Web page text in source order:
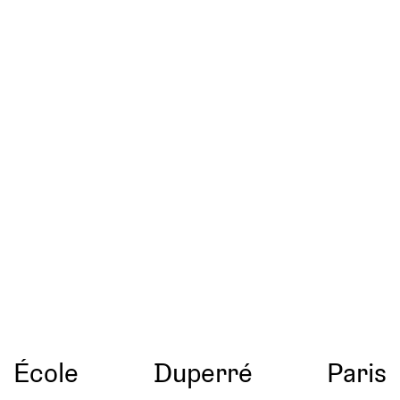
École Duperré Paris